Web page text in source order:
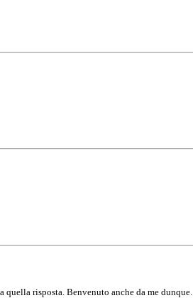
risposta. Benvenuto anche da me dunque.